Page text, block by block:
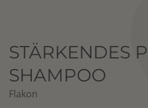
STÄRKENDES
SHAMPOO
Flakon